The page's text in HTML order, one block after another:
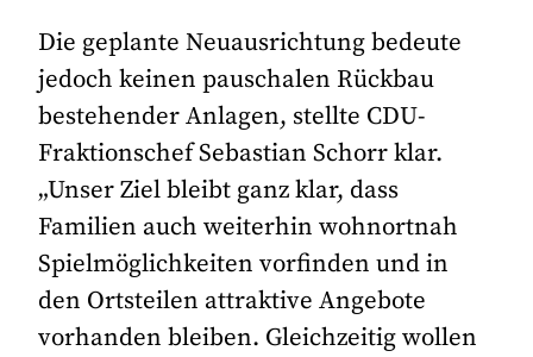
Die geplante Neuausrichtung bedeute
jedoch keinen pauschalen Rückbau
bestehender Anlagen, stellte CDU-
Fraktionschef Sebastian Schorr klar.
„Unser Ziel bleibt ganz klar, dass
Familien auch weiterhin wohnortnah
Spielmöglichkeiten vorfinden und in
den Ortsteilen attraktive Angebote
vorhanden bleiben. Gleichzeitig wollen